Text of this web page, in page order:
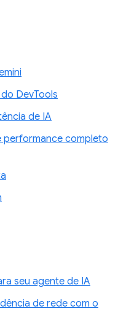
DevTools
de IA
performance completo
seu agente de IA
de rede com o